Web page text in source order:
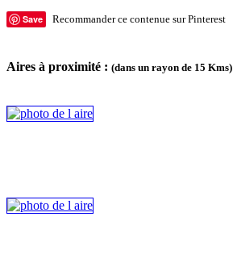
Save Recommander ce contenue sur Pinterest
Aires à proximité : (dans un rayon de 15 Kms)